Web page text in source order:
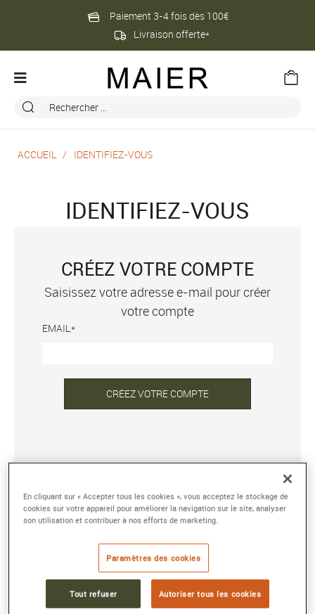
Paiement 3-4 fois dès 100€
Livraison offerte*
ACCUEIL IDENTIFIEZ-VOUS
IDENTIFIEZ-VOUS
CRÉEZ VOTRE COMPTE
Saisissez votre adresse e-mail pour créer
votre compte
EMAIL
CRÉEZ VOTRE COMPTE
ADRESSE E-MAIL OU NOM D'UTILISATEUR
MOT DE PASSE
En cliquant sur « Accepter tous les cookies », vous acceptez le stockage de
cookies sur votre appareil pour améliorer la navigation sur le site, analyser
son utilisation et contribuer à nos efforts de marketing.
Paramètres des cookies
Tout refuser Autoriser tous les cookies